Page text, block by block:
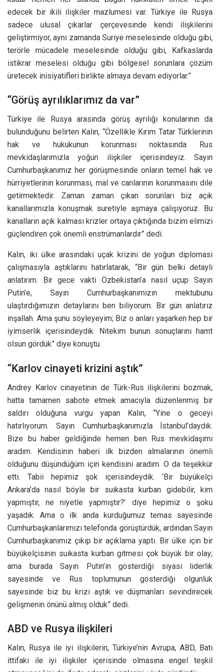
edecek bir ikili ilişkiler mazlumesi var. Türkiye ile Rusya
sadece ulusal çıkarlar çerçevesinde kendi ilişkilerini
geliştirmiyor, aynı zamanda Suriye meselesinde olduğu gibi,
terörle mücadele meselesinde olduğu gibi, Kafkaslarda
istikrar meselesi olduğu gibi bölgesel sorunlara çözüm
üretecek inisiyatifleri birlikte almaya devam ediyorlar.”
“Görüş ayrılıklarımız da var”
Türkiye ile Rusya arasında görüş ayrılığı konularının da
bulunduğunu belirten Kalın, “Özellikle Kırım Tatar Türklerinin
hak ve hukukunun korunması noktasında Rus
mevkidaşlarımızla yoğun ilişkiler içerisindeyiz. Sayın
Cumhurbaşkanımız her görüşmesinde onların temel hak ve
hürriyetlerinin korunması, mal ve canlarının korunmasını dile
getirmektedir. Zaman zaman çıkan sorunları biz açık
kanallarımızla konuşmak suretiyle aşmaya çalışıyoruz. Bu
kanalların açık kalması krizler ortaya çıktığında bizim elimizi
güçlendiren çok önemli enstrümanlardır” dedi.
Kalın, iki ülke arasındaki uçak krizini de yoğun diplomasi
çalışmasıyla aştıklarını hatırlatarak, “Bir gün belki detaylı
anlatırım. Bir gece vakti Özbekistan’a nasıl uçup Sayın
Putin’e, Sayın Cumhurbaşkanımızın mektubunu
ulaştırdığımızın detaylarını ben biliyorum. Bir gün anlatırız
inşallah. Ama şunu söyleyeyim; Biz o anları yaşarken hep bir
iyimserlik içerisindeydik. Nitekim bunun sonuçlarını hamt
olsun gördük” diye konuştu.
“Karlov cinayeti krizini aştık”
Andrey Karlov cinayetinin de Türk-Rus ilişkilerini bozmak,
hatta tamamen sabote etmek amacıyla düzenlenmiş bir
saldırı olduğuna vurgu yapan Kalın, “Yine o geceyi
hatırlıyorum. Sayın Cumhurbaşkanımızla İstanbul’daydık.
Bize bu haber geldiğinde hemen ben Rus mevkidaşımı
aradım. Kendisinin haberi ilk bizden almalarının önemli
olduğunu düşündüğüm için kendisini aradım. O da teşekkür
etti. Tabii hepimiz şok içerisindeydik. ‘Bir büyükelçi
Ankara’da nasıl böyle bir suikasta kurban gidebilir, kim
yapmıştır, ne niyetle yapmıştır?’ diye hepimiz o şoku
yaşadık. Ama o ilk anda kurduğumuz temas sayesinde
Cumhurbaşkanlarımızı telefonda görüştürdük, ardından Sayın
Cumhurbaşkanımız çıkıp bir açıklama yaptı. Bir ülke için bir
büyükelçisinin suikasta kurban gitmesi çok büyük bir olay;
ama burada Sayın Putin’in gösterdiği siyasi liderlik
sayesinde ve Rus toplumunun gösterdiği olgunluk
sayesinde biz bu krizi aştık ve düşmanları sevindirecek
gelişmenin önünü almış olduk” dedi.
ABD ve Rusya ilişkileri
Kalın, Rusya ile iyi ilişkilerin, Türkiye’nin Avrupa, ABD, Batı
ittifakı ile iyi ilişkiler içerisinde olmasına engel teşkil